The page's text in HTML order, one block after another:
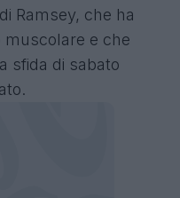
Ramsey, che ha
muscolare e che
sfida di sabato